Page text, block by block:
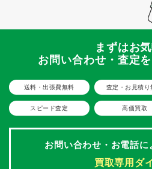
まずはお
お問い合わせ・査定
送料・出張費無料 査定・お見積り
スピード査定 高価買取
お問い合わせ・お電話に
買取専用ダ